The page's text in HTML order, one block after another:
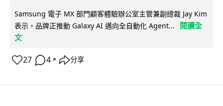
Samsung 電子 MX 部門顧客體驗辦公室主管兼副總裁 Jay Kim
表示，品牌正推動 Galaxy AI 邁向全自動化 Agent...
閱讀全
文
27 4 ↗ 分享